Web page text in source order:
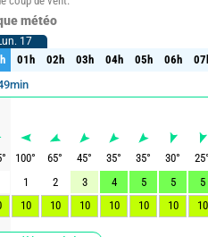
météo
17
01h 02h 03h 04h 05h 06h
Lun. 17
01h 02h 03h 04h 05h 06h
° 100° 65° 45° 35° 35° 30° 25
1 2 3 4 5 5
5
10 10 10 10 10 10 10